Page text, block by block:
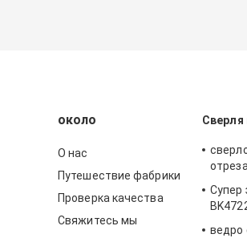
около
О нас
Путешествие фабрики
Проверка качества
Свяжитесь мы
Сверля
Супер
ведро